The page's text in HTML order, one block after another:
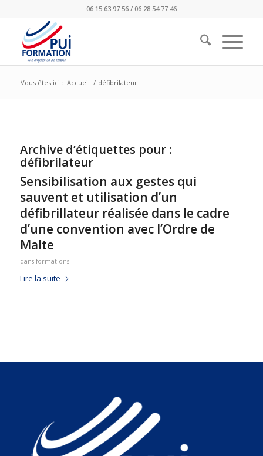
06 15 63 97 56 / 06 28 54 77 46
Vous êtes ici : Accueil / défibrilateur
Archive d’étiquettes pour :
défibrilateur
Sensibilisation aux gestes qui
sauvent et utilisation d’un
défibrillateur réalisée dans le cadre
d’une convention avec l’Ordre de
Malte
dans formations
Lire la suite